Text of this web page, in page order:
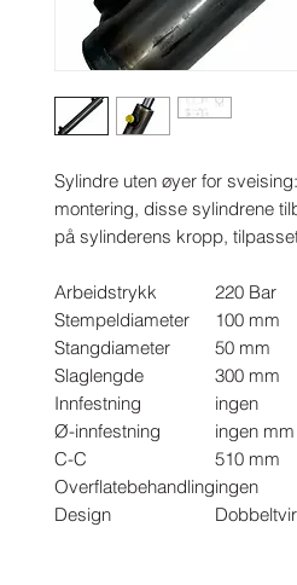
Sylindre uten øyer for
montering, disse sylindrene
på sylinderens kropp,
Arbeidstrykk
220 Bar
Stempeldiameter
100 mm
Stangdiameter
50 mm
Slaglengde
300 mm
Innfestning
ingen
Ø-innfestning
ingen mm
C-C
510 mm
Overflatebehandlingingen
Design